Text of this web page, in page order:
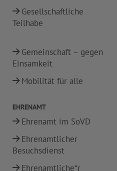
Gesellschaftliche
Teilhabe
Gemeinschaft – gegen
Einsamkeit
Mobilität für alle
EHRENAMT
Ehrenamt im SoVD
Ehrenamtlicher
Besuchsdienst
Ehrenamtliche*r